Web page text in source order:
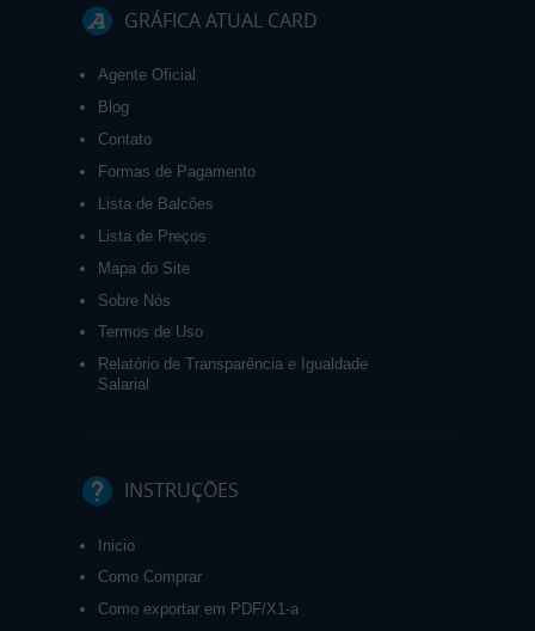
GRÁFICA ATUAL CARD
Agente Oficial
Blog
Contato
Formas de Pagamento
Lista de Balcões
Lista de Preços
Mapa do Site
Sobre Nós
Termos de Uso
Relatório de Transparência e Igualdade
Salarial
INSTRUÇÕES
Inicio
Como Comprar
Como exportar em PDF/X1-a